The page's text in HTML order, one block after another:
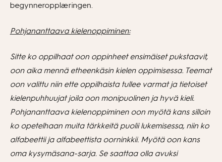
begynneropplæringen.
Pohjananttaava kielenoppiminen:
Sitte ko oppilhaat oon oppinheet ensimäiset pukstaavit,
oon aika mennä etheenkäsin kielen oppimisessa. Teemat
oon valittu niin ette oppilhaista tullee varmat ja tietoiset
kielenpuhhuujat joila oon monipuolinen ja hyvä kieli.
Pohjananttaava kielenoppiminen oon myötä kans silloin
ko opetelhaan muita tärkkeitä puolii lukemisessa, niin ko
alfabeettii ja alfabeettista oorninkkii. Myötä oon kans
oma kysymäsana-sarja. Se saattaa olla avuksi